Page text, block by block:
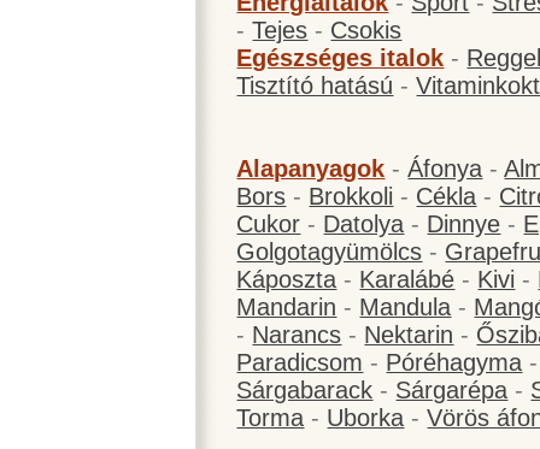
-Tejes - Csokis
Egészséges italok -
Tisztító hatású -
Alapanyagok -Áfonya -
Bors - Brokkoli - Cékla -
Cukor - Datolya - Dinnye -
Golgotagyümölcs -
Káposzta - Karalábé - Kivi -
Mandarin - Mandula -
- Narancs - Nektarin -
Paradicsom - Póréhagyma
Sárgabarack - Sárgarépa -
Torma - Uborka -Vörös